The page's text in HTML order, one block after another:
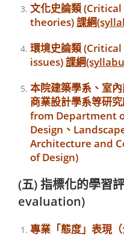
文化史論類
theories)課綱
環境史論類
issues)課綱
本院建築學系 、 室
商業設計學系等研
from Department
Design 、
Architecture and
of Design)
(五) 指標化的學習
evaluation)
專業「態度」表現